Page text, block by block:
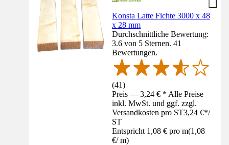
Konsta Latte Fichte 3000 x 48
x 28 mm
Durchschnittliche Bewertung:
3.6 von 5 Sternen. 41
Bewertungen.
(41)
Preis — 3,24 € * Alle Preise
inkl. MwSt. und ggf. zzgl.
Versandkosten pro ST3,24 €*/
ST
Entspricht 1,08 € pro m(1,08
€/ m)